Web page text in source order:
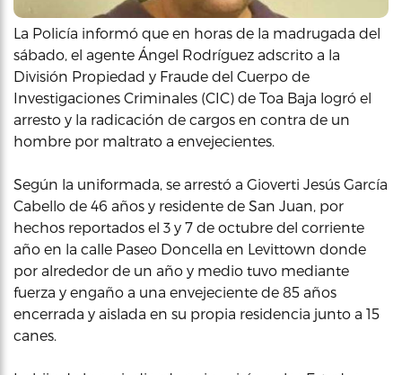
La Policía informó que en horas de la madrugada del
sábado, el agente Ángel Rodríguez adscrito a la
División Propiedad y Fraude del Cuerpo de
Investigaciones Criminales (CIC) de Toa Baja logró el
arresto y la radicación de cargos en contra de un
hombre por maltrato a envejecientes.
Según la uniformada, se arrestó a Gioverti Jesús García
Cabello de 46 años y residente de San Juan, por
hechos reportados el 3 y 7 de octubre del corriente
año en la calle Paseo Doncella en Levittown donde
por alrededor de un año y medio tuvo mediante
fuerza y engaño a una envejeciente de 85 años
encerrada y aislada en su propia residencia junto a 15
canes.